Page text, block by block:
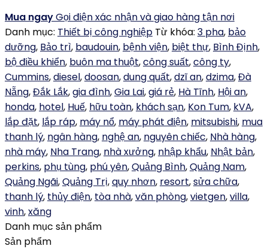
Mua ngayGọi điện xác nhận và giao hàng tận nơi
Danh mục: Thiết bị công nghiệp Từ khóa: 3 pha, bảo
dưỡng, Bảo trì, baudouin, bệnh viện, biệt thự, Bình Định,
bộ điều khiển, buôn ma thuột,công suất,công ty,
Cummins,diesel,doosan,dung quất,dzĩ an,dzima,Đà
Nẵng,Đắk Lắk,gia đình,Gia Lai,giá rẻ, Hà Tĩnh, Hội an,
honda, hotel, Huế, hữu toàn, khách sạn, Kon Tum, kVA,
lắp đặt, lắp ráp, máy nổ, máy phát điện, mitsubishi, mua
thanh lý, ngân hàng, nghệ an, nguyên chiếc, Nhà hàng,
nhà máy, Nha Trang, nhà xưởng, nhập khẩu, Nhật bản,
perkins, phụ tùng, phú yên,Quảng Bình,Quảng Nam,
Quảng Ngãi,Quảng Trị,quy nhơn, resort,sửa chữa,
thanh lý, thủy điện, tòa nhà,văn phòng,vietgen,villa,
vinh,xăng
Danh mục sản phẩm
Sản phẩm